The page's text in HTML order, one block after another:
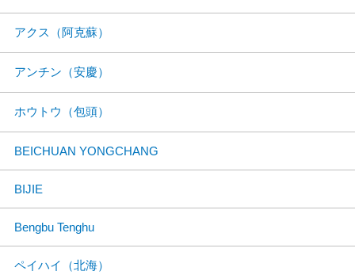
アクス（阿克蘇）
アンチン（安慶）
ホウトウ（包頭）
BEICHUAN YONGCHANG
BIJIE
Bengbu Tenghu
ペイハイ（北海）